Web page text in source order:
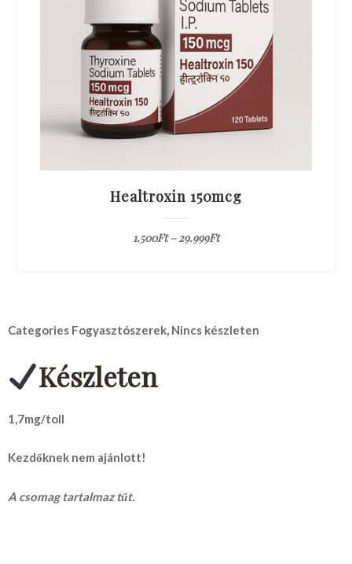
Healtroxin 150mcg
1.500Ft–29.999Ft
Categories Fogyasztószerek, Nincs készleten
Készleten
1,7mg/toll
Kezdőknek nem ajánlott!
A csomag tartalmaz tűt.